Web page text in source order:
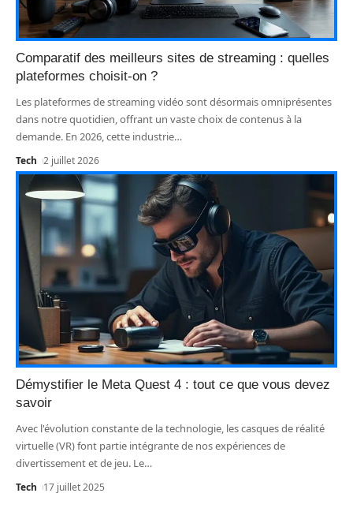
Comparatif des meilleurs sites de streaming : quelles
plateformes choisit-on ?
Les plateformes de streaming vidéo sont désormais omniprésentes
dans notre quotidien, offrant un vaste choix de contenus à la
demande. En 2026, cette industrie…
Tech 2 juillet 2026
Démystifier le Meta Quest 4 : tout ce que vous devez
savoir
Avec l'évolution constante de la technologie, les casques de réalité
virtuelle (VR) font partie intégrante de nos expériences de
divertissement et de jeu. Le…
Tech 17 juillet 2025